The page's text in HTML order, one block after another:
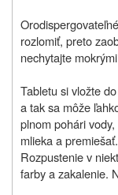
rozlomiť, preto
nechytajte
Tabletu si vložte
a tak sa môže
plnom pohári
mlieka a premiešať.
Rozpustenie v
farby a zakalenie.